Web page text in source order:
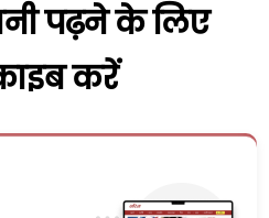
पढ़ने के लिए
करें